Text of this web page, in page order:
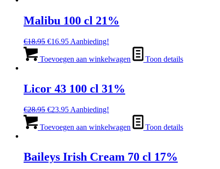
Malibu 100 cl 21%
€18.95 Oorspronkelijke
was:
€16.95Huidige
is:
Aanbieding!
Toevoegen aan winkelwagen Toon details
Licor 43 100 cl 31%
€28.95 Oorspronkelijke
was:
€23.95Huidige
is:
Aanbieding!
Toevoegen aan winkelwagen Toon details
Baileys Irish Cream 70 cl 17%